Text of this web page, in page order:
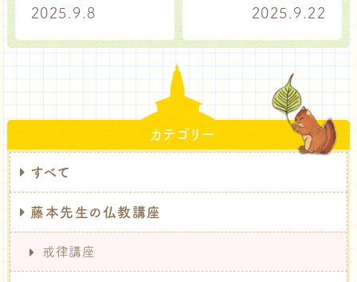
2025.9.8
2025.9.22
カテゴリー
すべて
藤本先生の仏教講座
戒律講座